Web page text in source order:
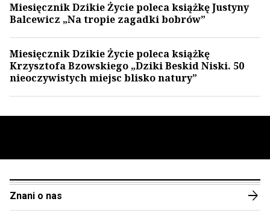
Miesięcznik Dzikie Życie poleca książkę Justyny
Balcewicz „Na tropie zagadki bobrów”
Miesięcznik Dzikie Życie poleca książkę
Krzysztofa Bzowskiego „Dziki Beskid Niski. 50
nieoczywistych miejsc blisko natury”
Znani o nas arrow_forward